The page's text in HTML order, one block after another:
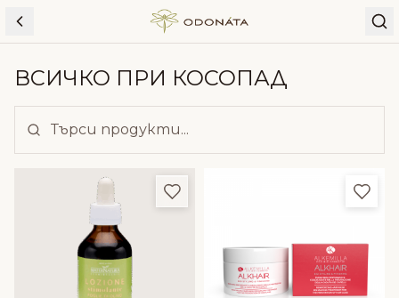
Skip to content
ВСИЧКО ПРИ КОСОПАД
Добави в любими